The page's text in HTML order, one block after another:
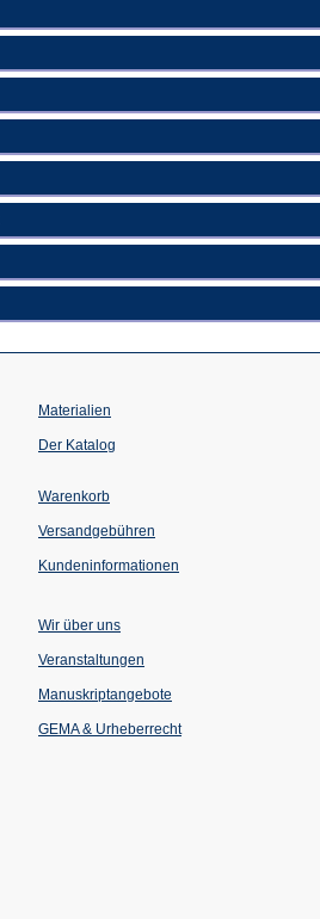
Materialien
Der Katalog
Warenkorb
Versandgebühren
Kundeninformationen
Wir über uns
Veranstaltungen
einem
Tab)
Manuskriptangebote
GEMA & Urheberrecht